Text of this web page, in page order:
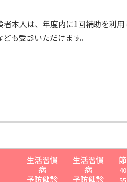
本人は、年度内に1回補助を利用
も受診いただけます。
生活習慣
病
予防健診
生活習慣
病
予防健診
40
55